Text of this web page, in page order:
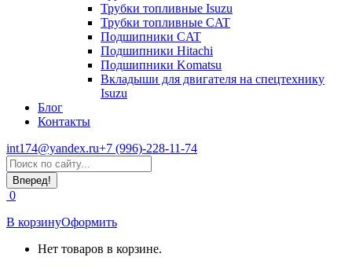
Трубки топливные Isuzu
Трубки топливные CAT
Подшипники CAT
Подшипники Hitachi
Подшипники Komatsu
Вкладыши для двигателя на спецтехнику
Isuzu
Блог
Контакты
int174@yandex.ru+7 (996)-228-11-74
Страница
WhatsApp
открывается
в
новом
окне
Поиск:
0
В корзинуОформить
Нет товаров в корзине.